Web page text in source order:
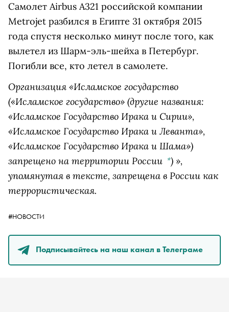
Самолет Airbus A321 российской компании
Metrojet разбился в Египте 31 октября 2015
года спустя несколько минут после того, как
вылетел из Шарм-эль-шейха в Петербург.
Погибли все, кто летел в самолете.
Организация «Исламское государство
(«Исламское государство» (другие названия:
«Исламское Государство Ирака и Сирии»,
«Исламское Государство Ирака и Леванта»,
«Исламское Государство Ирака и Шама»)
запрещено на территории России *) »,
упомянутая в тексте, запрещена в России как
террористическая.
#НОВОСТИ
Подписывайтесь на наш канал в Телеграме